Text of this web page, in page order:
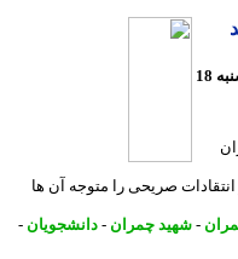
- چهارشنبه 18
صریحی را متوجه آن ها
- شهید چمران- دانشجویان-